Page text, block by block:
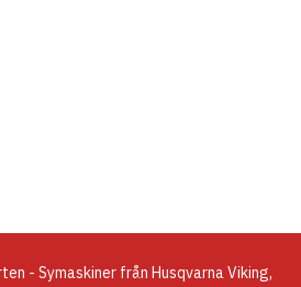
- Symaskiner från Husqvarna Viking,